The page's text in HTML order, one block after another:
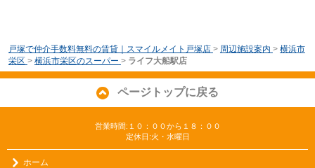
戸塚で仲介手数料無料の賃貸｜スマイルメイト戸塚店 > 周辺施設案内 > 横浜市
栄区 > 横浜市栄区のスーパー > ライフ大船駅店
ページトップに戻る
営業時間:１０：００から１８：００
定休日:火・水曜日
ホーム